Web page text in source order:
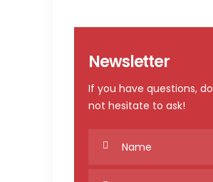
Newsletter
If you have questions, do
not hesitate to ask!